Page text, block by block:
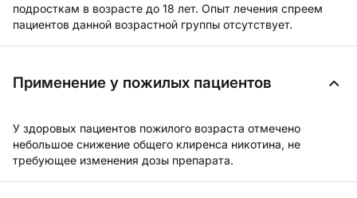
подросткам в возрасте до 18 лет. Опыт лечения спреем
пациентов данной возрастной группы отсутствует.
Применение у пожилых пациентов
У здоровых пациентов пожилого возраста отмечено
небольшое снижение общего клиренса никотина, не
требующее изменения дозы препарата.